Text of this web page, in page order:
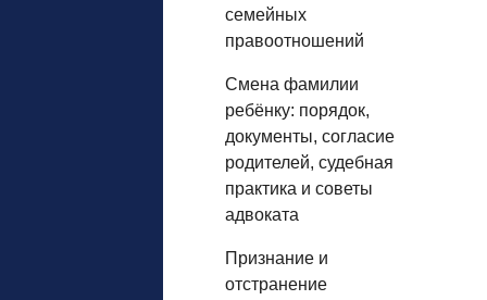
семейных
правоотношений
Смена фамилии
ребёнку: порядок,
документы, согласие
родителей, судебная
практика и советы
адвоката
Признание и
отстранение